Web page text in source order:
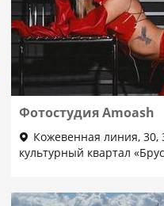
Фотостудия Amoash
Кожевенная линия, 30,
культурный квартал